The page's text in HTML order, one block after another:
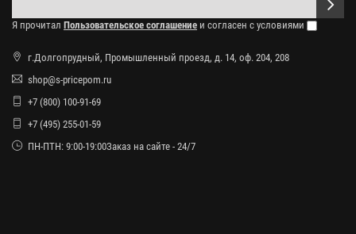
Я прочитал Пользовательское соглашение и согласен с условиями
г.Долгопрудный, Промышленный проезд, д. 14, оф. 204, 208
shop@s-pricepom.ru
+7 (800) 100-91-69
+7 (495) 255-01-59
ПН-ПТН: 9:00-19:00Заказ на сайте - 24/7